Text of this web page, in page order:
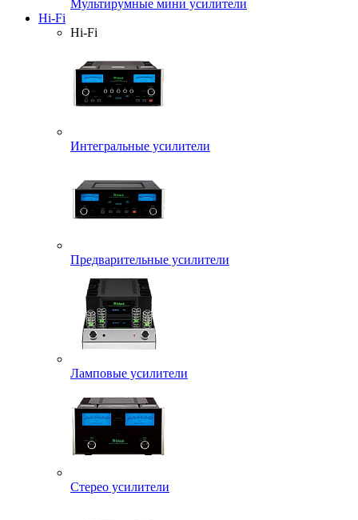
Мультирумные мини усилители
Hi-Fi
Hi-Fi
Интегральные усилители
Предварительные усилители
Ламповые усилители
Стерео усилители